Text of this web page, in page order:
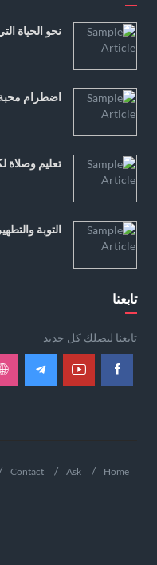
نحو الحياة
اضطرام
تعليم وصلاة
التوبة
تابعنا
تابعنا ليصلك كل جديد
Home
Ask
Contact